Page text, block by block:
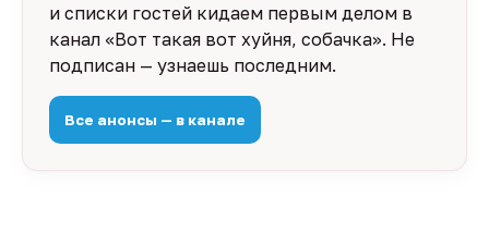
и списки гостей кидаем первым делом в
канал «Вот такая вот хуйня, собачка». Не
подписан — узнаешь последним.
Все анонсы — в канале